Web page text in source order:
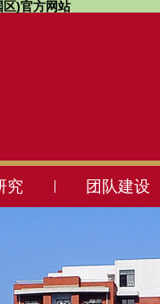
)官方网站
究 团队建设